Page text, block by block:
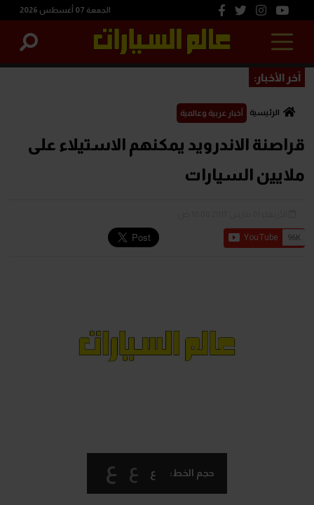
الجمعة 07 أغسطس 2026
آخر الأخبار:
الرئيسية أخبار عربية وعالمية
قراصنة الاندرويد يمكنهم الاستيلاء على
ملايين السيارات
حجم الخط: ع ع ع